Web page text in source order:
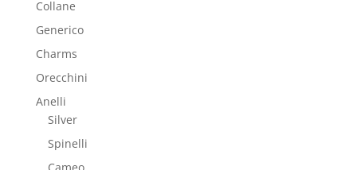
Collane
Generico
Charms
Orecchini
Anelli
Silver
Spinelli